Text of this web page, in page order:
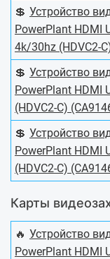
💲 Устройство
PowerPlant HDMI
4k/30hz (HDVC2-
💲 Устройство
PowerPlant HDMI
(HDVC2-C)
💲 Устройство
PowerPlant HDMI
(HDVC2-C)
Карты
🔥 Устройство
PowerPlant HDMI